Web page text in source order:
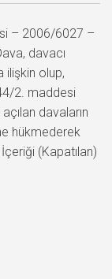
– 2006/6027 –
davacı
ilişkin olup,
2. maddesi
davaların
hükmederek
(Kapatılan)